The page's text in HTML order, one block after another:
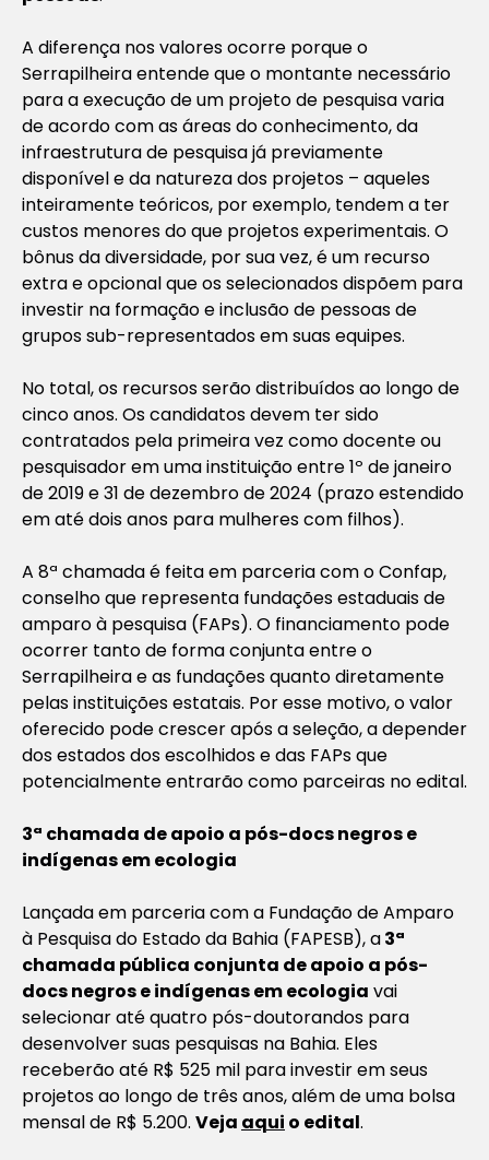
A diferença nos valores ocorre porque o
Serrapilheira entende que o montante necessário
para a execução de um projeto de pesquisa varia
de acordo com as áreas do conhecimento, da
infraestrutura de pesquisa já previamente
disponível e da natureza dos projetos – aqueles
inteiramente teóricos, por exemplo, tendem a ter
custos menores do que projetos experimentais. O
bônus da diversidade, por sua vez, é um recurso
extra e opcional que os selecionados dispõem para
investir na formação e inclusão de pessoas de
grupos sub-representados em suas equipes.
No total, os recursos serão distribuídos ao longo de
cinco anos. Os candidatos devem ter sido
contratados pela primeira vez como docente ou
pesquisador em uma instituição entre 1º de janeiro
de 2019 e 31 de dezembro de 2024 (prazo estendido
em até dois anos para mulheres com filhos).
A 8ª chamada é feita em parceria com o Confap,
conselho que representa fundações estaduais de
amparo à pesquisa (FAPs). O financiamento pode
ocorrer tanto de forma conjunta entre o
Serrapilheira e as fundações quanto diretamente
pelas instituições estatais. Por esse motivo, o valor
oferecido pode crescer após a seleção, a depender
dos estados dos escolhidos e das FAPs que
potencialmente entrarão como parceiras no edital.
3ª chamada de apoio a pós-docs negros e
indígenas em ecologia
Lançada em parceria com a Fundação de Amparo
à Pesquisa do Estado da Bahia (FAPESB), a3ª
chamada pública conjunta de apoio a pós-
docs negros e indígenas em ecologia vai
selecionar até quatro pós-doutorandos para
desenvolver suas pesquisas na Bahia. Eles
receberão até R$ 525 mil para investir em seus
projetos ao longo de três anos, além de uma bolsa
mensal de R$ 5.200. Veja aqui o edital.